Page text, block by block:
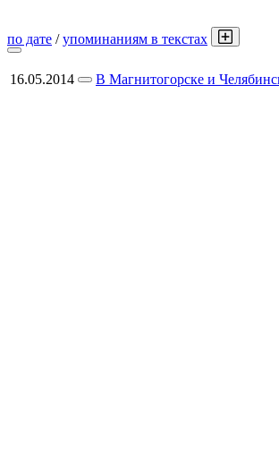
по дате /упоминаниям в текстах
16.05.2014 В Магнитогорске и